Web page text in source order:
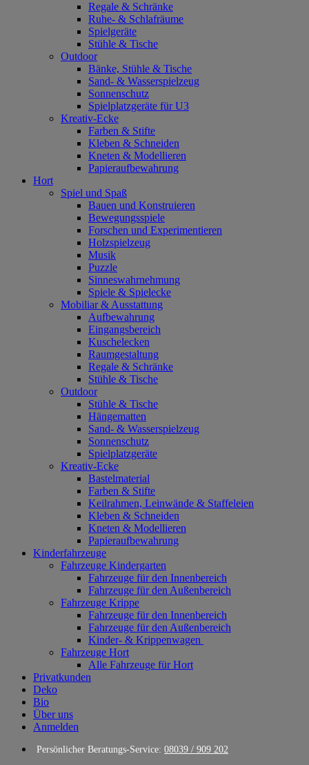
Regale & Schränke
Ruhe- & Schlafräume
Spielgeräte
Stühle & Tische
Outdoor
Bänke, Stühle & Tische
Sand- & Wasserspielzeug
Sonnenschutz
Spielplatzgeräte für U3
Kreativ-Ecke
Farben & Stifte
Kleben & Schneiden
Kneten & Modellieren
Papieraufbewahrung
Hort
Spiel und Spaß
Bauen und Konstruieren
Bewegungsspiele
Forschen und Experimentieren
Holzspielzeug
Musik
Puzzle
Sinneswahrnehmung
Spiele & Spielecke
Mobiliar & Ausstattung
Aufbewahrung
Eingangsbereich
Kuschelecken
Raumgestaltung
Regale & Schränke
Stühle & Tische
Outdoor
Stühle & Tische
Hängematten
Sand- & Wasserspielzeug
Sonnenschutz
Spielplatzgeräte
Kreativ-Ecke
Bastelmaterial
Farben & Stifte
Keilrahmen, Leinwände & Staffeleien
Kleben & Schneiden
Kneten & Modellieren
Papieraufbewahrung
Kinderfahrzeuge
Fahrzeuge Kindergarten
Fahrzeuge für den Innenbereich
Fahrzeuge für den Außenbereich
Fahrzeuge Krippe
Fahrzeuge für den Innenbereich
Fahrzeuge für den Außenbereich
Kinder- & Krippenwagen
Fahrzeuge Hort
Alle Fahrzeuge für Hort
Privatkunden
Deko
Bio
Über uns
Anmelden
Persönlicher Beratungs-Service: 08039 / 909 202